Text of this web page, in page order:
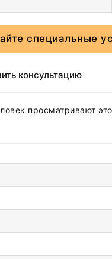
специальные
консультацию
просматривают